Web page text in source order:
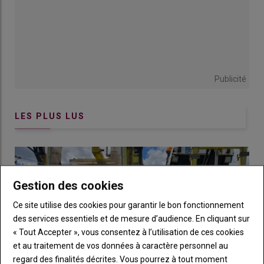
Les disques déchausseurs interceps animés hydrauliquement
jusqu'à 2,50 m d'interrang, par trois pour les vignes jusqu'à
3,20-3,50 m. © Spedo
L’entraînement hydraulique des disques facilite le
déplacement de terre. «
En printemps humide, dans les terres
argileuses, le moteur hydraulique aide les disques à se
débarrasser de la terre collante
», ajoute Lilian Lespinasse.
Revers de la médaille, comme ça tourne vite, ça projette
en garde Jean-Bernard Linlaud.
C’est pour cette raison que
Publicité
LES PLUS LUS
Gestion des cookies
Ce site utilise des cookies pour garantir le bon fonctionnement
des services essentiels et de mesure d’audience. En cliquant sur
« Tout Accepter », vous consentez à l’utilisation de ces cookies
et au traitement de vos données à caractère personnel au
regard des finalités décrites. Vous pourrez à tout moment